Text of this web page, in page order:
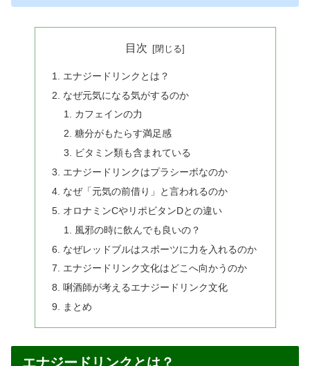
目次
エナジードリンクとは？
なぜ元気になる気がするのか
カフェインの力
糖分がもたらす満足感
ビタミン類も含まれている
エナジードリンクはプラシーボなのか
なぜ「元気の前借り」と言われるのか
オロナミンCやリポビタンDとの違い
風邪の時に飲んでも良いの？
なぜレッドブルはスポーツに力を入れるのか
エナジードリンク文化はどこへ向かうのか
唎酒師が考えるエナジードリンク文化
まとめ
エナジードリンクとは？